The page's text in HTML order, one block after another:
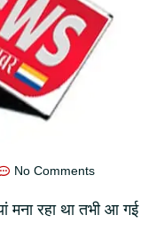
No Comments
मना रहा था तभी आ गई